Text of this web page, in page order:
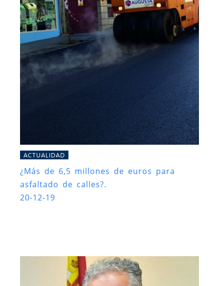
ACTUALIDAD
¿Más de 6,5 millones de euros para
asfaltado de calles?.
20-12-19